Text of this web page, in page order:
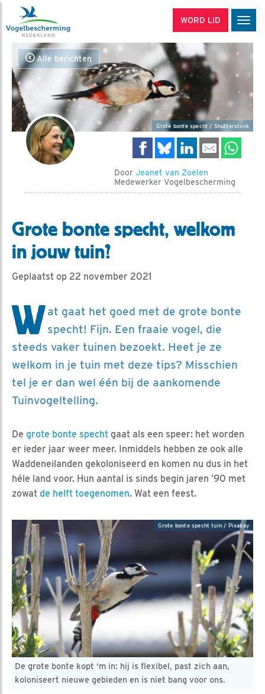
WORD LID
Alle berichten
Grote bonte specht / Shutterstock
Door Jeanet van Zoelen
Medewerker Vogelbescherming
Grote bonte specht, welkom
in jouw tuin?
Geplaatst op 22 november 2021
Wat gaat het goed met de grote bonte
specht! Fijn. Een fraaie vogel, die
steeds vaker tuinen bezoekt. Heet je ze
welkom in je tuin met deze tips? Misschien
tel je er dan wel één bij de aankomende
Tuinvogeltelling.
De grote bonte specht gaat als een speer: het worden
er ieder jaar weer meer. Inmiddels hebben ze ook alle
Waddeneilanden gekoloniseerd en komen nu dus in het
héle land voor. Hun aantal is sinds begin jaren ’90 met
zowat de helft toegenomen. Wat een feest.
De grote bonte kopt ‘m in: hij is flexibel, past zich aan,
koloniseert nieuwe gebieden en is niet bang voor ons.
Grote bonte specht tuin / Pixabay